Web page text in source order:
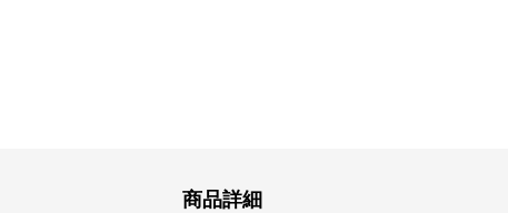
商品詳細